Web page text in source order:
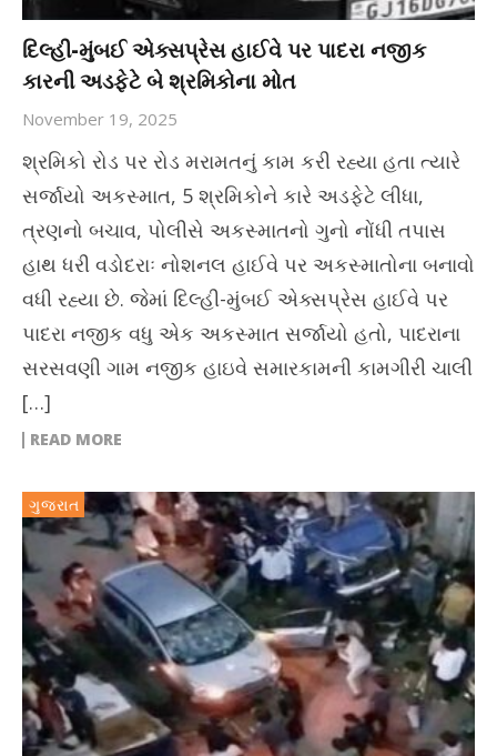
દિલ્હી-મુંબઈ એક્સપ્રેસ હાઈવે પર પાદરા નજીક
કારની અડફેટે બે શ્રમિકોના મોત
November 19, 2025
શ્રમિકો રોડ પર રોડ મરામતનું કામ કરી રહ્યા હતા ત્યારે
સર્જાયો અકસ્માત, 5 શ્રમિકોને કારે અડફેટે લીધા,
ત્રણનો બચાવ, પોલીસે અકસ્માતનો ગુનો નોંધી તપાસ
હાથ ધરી વડોદરાઃ નોશનલ હાઈવે પર અકસ્માતોના બનાવો
વધી રહ્યા છે. જેમાં દિલ્હી-મુંબઈ એક્સપ્રેસ હાઈવે પર
પાદરા નજીક વધુ એક અકસ્માત સર્જાયો હતો, પાદરાના
સરસવણી ગામ નજીક હાઇવે સમારકામની કામગીરી ચાલી
[…]
READ MORE
ગુજરાત